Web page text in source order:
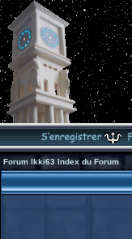
Forum Ikki63 Index du Forum